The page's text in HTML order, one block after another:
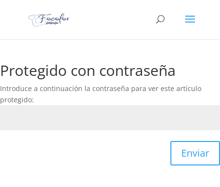
Protegido con contraseña
Introduce a continuación la contraseña para ver este artículo
protegido:
Enviar